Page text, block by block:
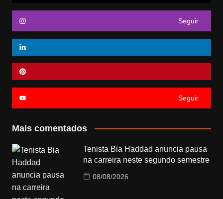
Seguir
Seguir
Mais comentados
Tenista Bia Haddad anuncia pausa
na carreira neste segundo semestre
08/08/2026